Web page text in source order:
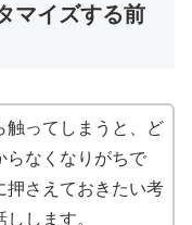
マイズする前
触ってしまうと、ど
らなくなりがちで
押さえておきたい考
します。